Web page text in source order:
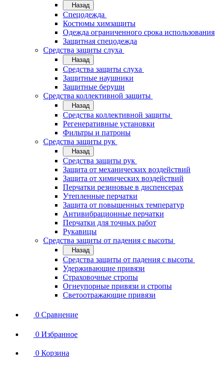
Назад
Спецодежда
Костюмы химзащиты
Одежда ограниченного срока использования
Защитная спецодежда
Средства защиты слуха
Назад
Средства защиты слуха
Защитные наушники
Защитные беруши
Средства коллективной защиты
Назад
Средства коллективной защиты
Регенеративные установки
Фильтры и патроны
Средства защиты рук
Назад
Средства защиты рук
Защита от механических воздействий
Защита от химических воздействий
Перчатки резиновые в диспенсерах
Утепленные перчатки
Защита от повышенных температур
Антивибрационные перчатки
Перчатки для точных работ
Рукавицы
Средства защиты от падения с высоты
Назад
Средства защиты от падения с высоты
Удерживающие привязи
Страховочные стропы
Огнеупорные привязи и стропы
Светоотражающие привязи
0 Сравнение
0 Избранное
0 Корзина